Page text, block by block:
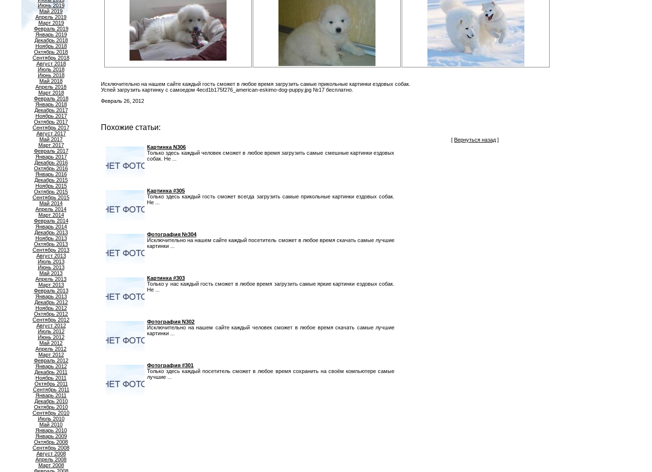
Июнь 2019
Май 2019
Апрель 2019
Март 2019
Февраль 2019
Январь 2019
Декабрь 2018
Ноябрь 2018
Октябрь 2018
Сентябрь 2018
Август 2018
Июль 2018
Июнь 2018
Май 2018
Апрель 2018
Март 2018
Февраль 2018
Январь 2018
Декабрь 2017
Ноябрь 2017
Октябрь 2017
Сентябрь 2017
Август 2017
Май 2017
Март 2017
Февраль 2017
Январь 2017
Декабрь 2016
Октябрь 2016
Январь 2016
Декабрь 2015
Ноябрь 2015
Октябрь 2015
Сентябрь 2015
Май 2014
Апрель 2014
Март 2014
Февраль 2014
Январь 2014
Декабрь 2013
Ноябрь 2013
Октябрь 2013
Сентябрь 2013
Август 2013
Июль 2013
Июнь 2013
Май 2013
Апрель 2013
Март 2013
Февраль 2013
Январь 2013
Декабрь 2012
Ноябрь 2012
Октябрь 2012
Сентябрь 2012
Август 2012
Июль 2012
Июнь 2012
Май 2012
Апрель 2012
Март 2012
Февраль 2012
Январь 2012
Декабрь 2011
Ноябрь 2011
Октябрь 2011
Сентябрь 2011
Январь 2011
Декабрь 2010
Октябрь 2010
Сентябрь 2010
Июль 2010
Май 2010
Январь 2010
Январь 2009
Октябрь 2008
Сентябрь 2008
Август 2008
Апрель 2008
Март 2008
Исключительно на нашем сайте каждый гость сможет в любое время загрузить самые прикольные картинки ездовых собак.
Успей загрузить картинку с самоедом 4ecd1b175f276_american-eskimo-dog-puppy.jpg №17 бесплатно.
Февраль 26, 2012
Похожие статьи:
Картинка N306
Только здесь каждый человек сможет в любое время загрузить самые смешные картинки ездовых
собак. Не ...
Картинка #305
Только здесь каждый гость сможет всегда загрузить самые прикольные картинки ездовых собак.
Не ...
Фотография №304
Исключительно на нашем сайте каждый посетитель сможет в любое время скачать самые лучшие
картинки ...
Картинка #303
Только у нас каждый гость сможет в любое время загрузить самые яркие картинки ездовых собак.
Не ...
Фотография N302
Исключительно на нашем сайте каждый человек сможет в любое время скачать самые лучшие
картинки ...
Фотография #301
Только здесь каждый посетитель сможет в любое время сохранить на своём компьютере самые
лучшие ...
[ Вернуться назад ]